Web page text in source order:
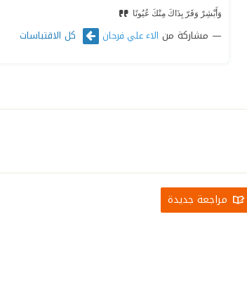
⁠‫وَأَبْشِرْ وَقَرّ بِذَاكَ مِنْكَ عُيُونًا
مشاركة من الاء علي فرحان كل الاقتباسات
مراجعة جديدة